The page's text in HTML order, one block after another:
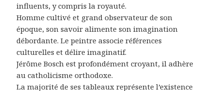
influents, y compris la royauté.
Homme cultivé et grand observateur de son
époque, son savoir alimente son imagination
débordante. Le peintre associe références
culturelles et délire imaginatif.
Jérôme Bosch est profondément croyant, il adhère
au catholicisme orthodoxe.
La majorité de ses tableaux représente l’existence